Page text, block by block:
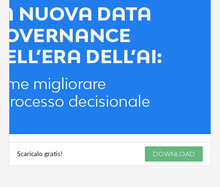
Scaricalo gratis! DOWNLOAD